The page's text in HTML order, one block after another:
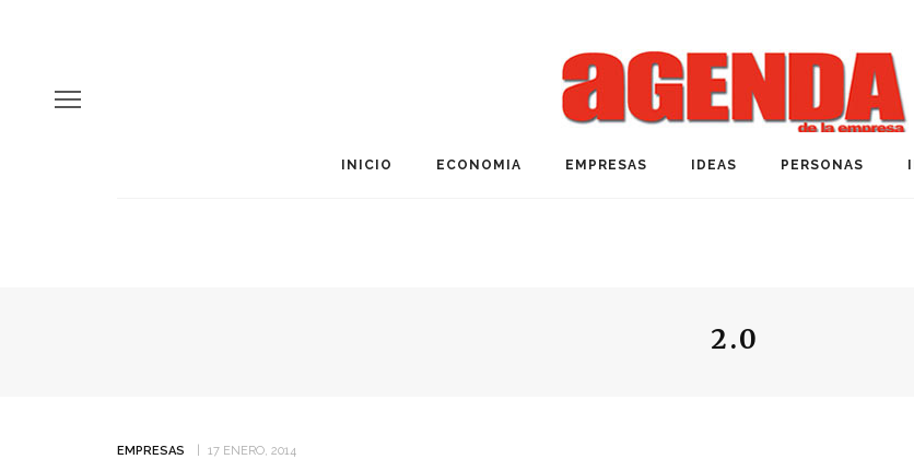
INICIO ECONOMIA EMPRESAS IDEAS PERSONAS
2.0
EMPRESAS 17 ENERO, 2014